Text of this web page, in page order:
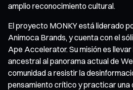
amplio reconocimiento cultural.
El proyecto MONKY está liderado
Animoca Brands, y cuenta con el
Ape Accelerator. Su misión es
ancestral al panorama actual de
comunidad a resistir la
pensamiento crítico y practicar una